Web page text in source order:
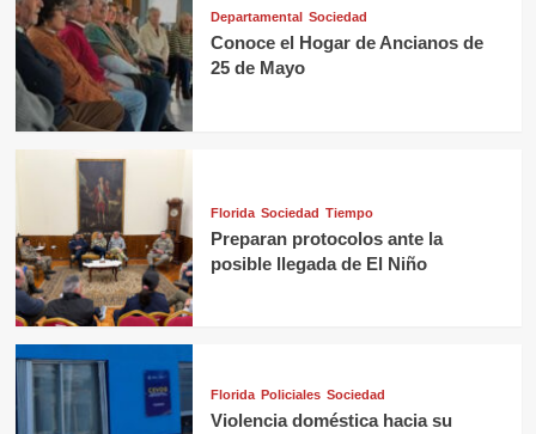
Departamental Sociedad
Conoce el Hogar de Ancianos de
25 de Mayo
Florida Sociedad Tiempo
Preparan protocolos ante la
posible llegada de El Niño
Florida Policiales Sociedad
Violencia doméstica hacia su